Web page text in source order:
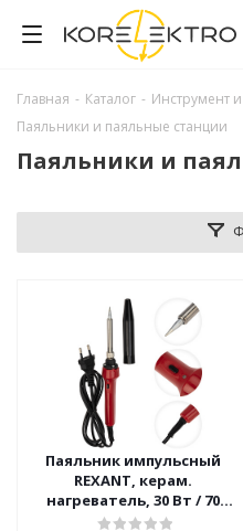
Главная - Каталог - Инструмент
Паяльники и паяльные станции
Паяльники и
Паяльник импульсный
REXANT, керам.
нагреватель, 30 Вт / 70
Вт, 230 В